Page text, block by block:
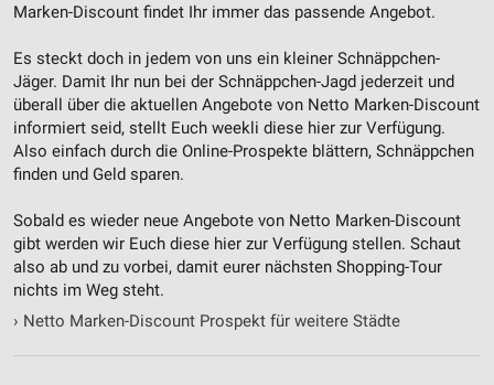
Marken-Discount findet Ihr immer das passende Angebot.
Es steckt doch in jedem von uns ein kleiner Schnäppchen-
Jäger. Damit Ihr nun bei der Schnäppchen-Jagd jederzeit und
überall über die aktuellen Angebote von Netto Marken-Discount
informiert seid, stellt Euch weekli diese hier zur Verfügung.
Also einfach durch die Online-Prospekte blättern, Schnäppchen
finden und Geld sparen.
Sobald es wieder neue Angebote von Netto Marken-Discount
gibt werden wir Euch diese hier zur Verfügung stellen. Schaut
also ab und zu vorbei, damit eurer nächsten Shopping-Tour
nichts im Weg steht.
› Netto Marken-Discount Prospekt für weitere Städte